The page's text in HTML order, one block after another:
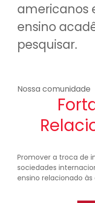
americanos
ensino
pesquisar.
Nossa comunidade
Promover a troca de
sociedades
ensino relacionado